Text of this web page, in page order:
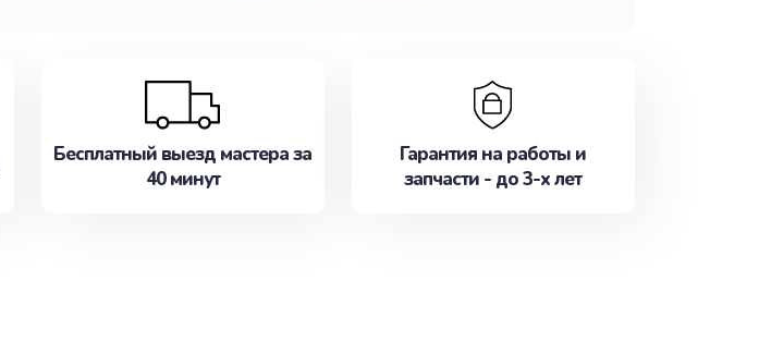
Бесплатный выезд мастера за
40 минут
Гарантия на работы и
запчасти - до 3-х лет